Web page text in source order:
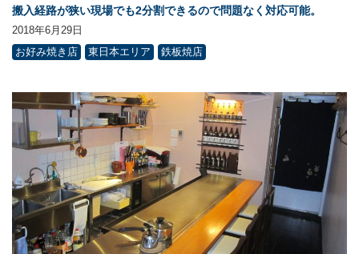
搬入経路が狭い現場でも2分割できるので問題なく対応可能。
2018年6月29日
お好み焼き店
東日本エリア 鉄板焼店